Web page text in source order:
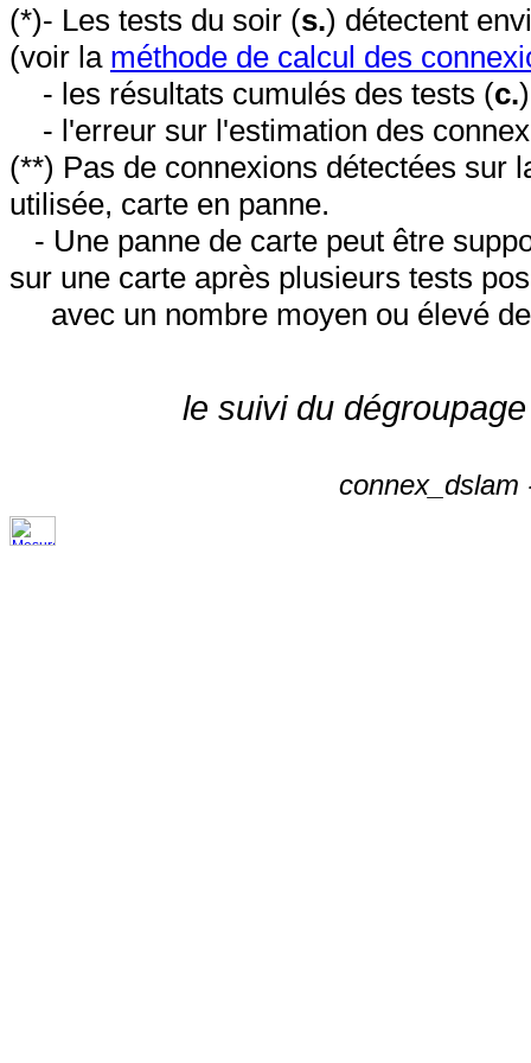
(*)- Les tests du soir (s.) détectent
(voir la méthode de calcul des
- les résultats cumulés des tests (c.
- l'erreur sur l'estimation des
(**) Pas de connexions détectées sur
utilisée, carte en panne.
- Une panne de carte peut être
sur une carte après plusieurs tests
avec un nombre moyen ou élevé
le suivi du
connex_dslam